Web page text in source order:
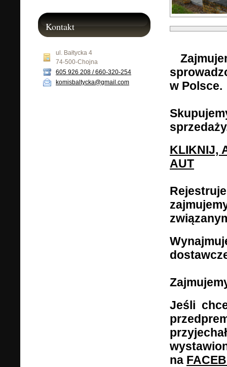
Zaj
w
KLIKNIJ,
AUT
Jeśli
na
Kontakt
ul. Bałtycka 4
74-500-Chojna
605 926 208 / 660-320-254
komisbaltycka@gmail.com